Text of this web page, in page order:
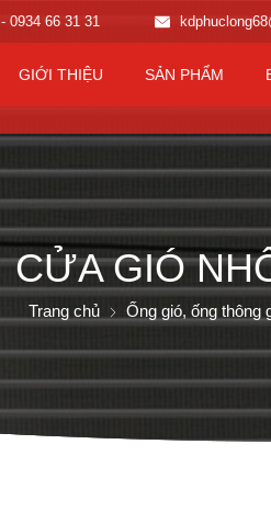
- 0934 66 31 31
GIỚI THIỆU SẢN PHẨM
CỬA GIÓ
Trang chủ Ống gió, ống thông